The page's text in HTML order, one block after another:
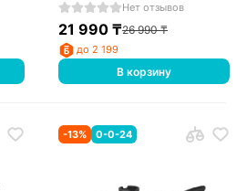
Нет отзывов
21 990 ₸26 990₸
до 2 199
В корзину
-13% 0-0-24